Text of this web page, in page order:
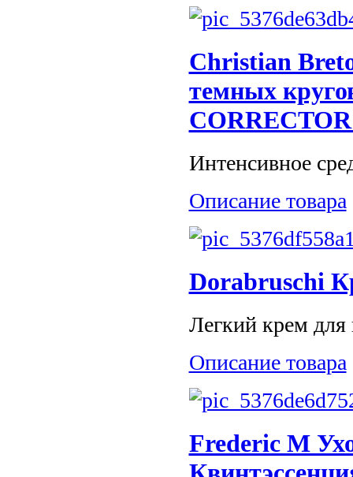
Christian
темных
Интенсивное
Описание товара
Dorabruschi
Легкий крем для
Описание товара
Frederic M